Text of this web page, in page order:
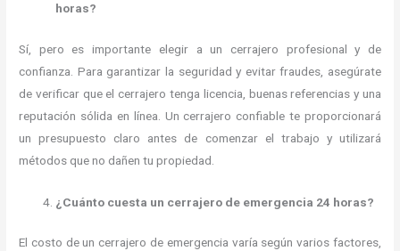
horas?
Sí, pero es importante elegir a un cerrajero profesional y de
confianza. Para garantizar la seguridad y evitar fraudes, asegúrate
de verificar que el cerrajero tenga licencia, buenas referencias y una
reputación sólida en línea. Un cerrajero confiable te proporcionará
un presupuesto claro antes de comenzar el trabajo y utilizará
métodos que no dañen tu propiedad.
¿Cuánto cuesta un cerrajero de emergencia 24 horas?
El costo de un cerrajero de emergencia varía según varios factores,